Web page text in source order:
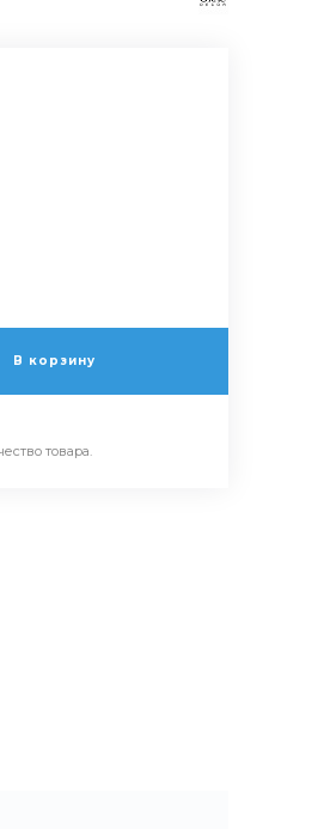
В корзину
товара.